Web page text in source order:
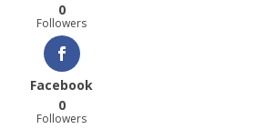
0
Followers
Facebook
0
Followers